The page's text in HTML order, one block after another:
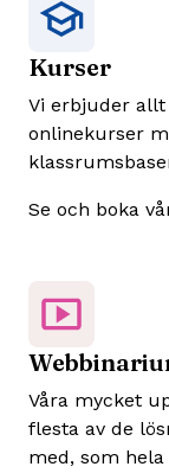
Kurser
Vi erbjuder
onlinekurser
Se och boka
Våra mycket
flesta av de
med, som